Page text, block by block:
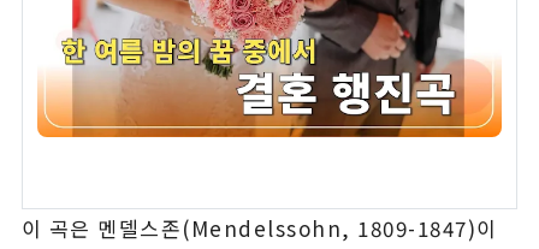
이 곡은 멘델스존(Mendelssohn, 1809-1847)이